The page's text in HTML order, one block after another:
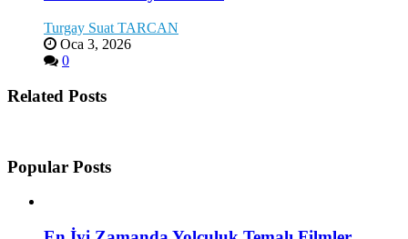
Turgay Suat TARCAN
Oca 3, 2026
0
Related Posts
Popular Posts